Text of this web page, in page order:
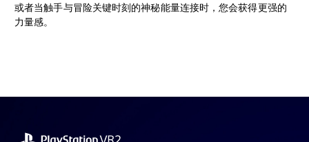
或者当触手与冒险关键时刻的神秘能量连接时，您会获得更强的
力量感。